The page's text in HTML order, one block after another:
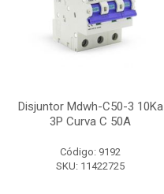
Disjuntor Mdwh-C50-3 10Ka
3P Curva C 50A
Código: 9192
SKU: 11422725